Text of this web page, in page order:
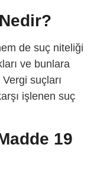
de suç niteliği
ve bunlara
suçları
işlenen suç
19